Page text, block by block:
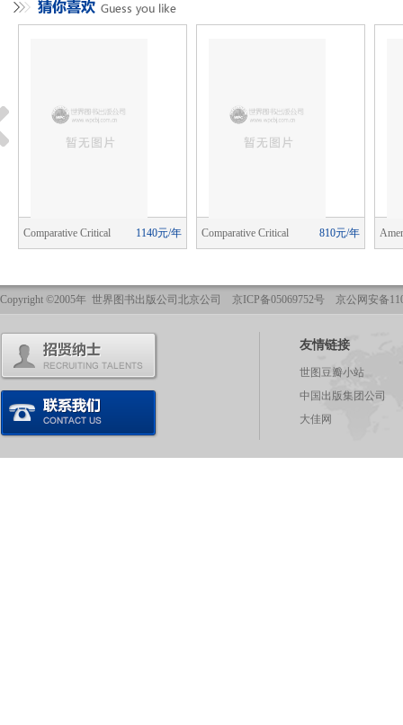
1140元/年
Comparative Critical 810元/年
Comparative Critical
Copyright ©2005年 世界图书出版公司北京公司 京ICP备05069752号 京公网安备
友情链接
世图豆瓣小站
中国出版集团公司
大佳网